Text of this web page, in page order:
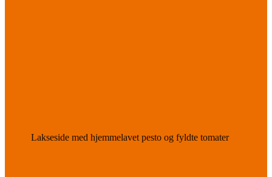
Lakseside med hjemmelavet pesto og fyldte tomater